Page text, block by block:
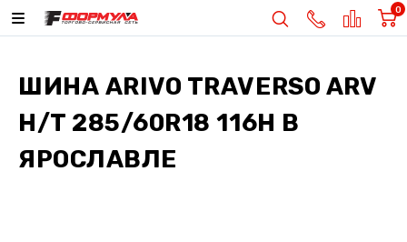
0
ШИНА ARIVO TRAVERSO ARV
H/T 285/60R18 116H В
ЯРОСЛАВЛЕ